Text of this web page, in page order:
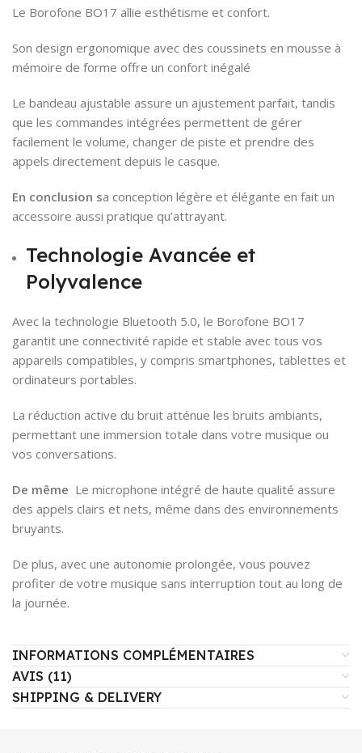
Le Borofone BO17 allie esthétisme et confort.
Son design ergonomique avec des coussinets en mousse à
mémoire de forme offre un confort inégalé
Le bandeau ajustable assure un ajustement parfait, tandis
que les commandes intégrées permettent de gérer
facilement le volume, changer de piste et prendre des
appels directement depuis le casque.
En conclusion sa conception légère et élégante en fait un
accessoire aussi pratique qu’attrayant.
Technologie Avancée et
Polyvalence
Avec la technologie Bluetooth 5.0, le Borofone BO17
garantit une connectivité rapide et stable avec tous vos
appareils compatibles, y compris smartphones, tablettes et
ordinateurs portables.
La réduction active du bruit atténue les bruits ambiants,
permettant une immersion totale dans votre musique ou
vos conversations.
De même Le microphone intégré de haute qualité assure
des appels clairs et nets, même dans des environnements
bruyants.
De plus, avec une autonomie prolongée, vous pouvez
profiter de votre musique sans interruption tout au long de
la journée.
INFORMATIONS COMPLÉMENTAIRES
AVIS (11)
SHIPPING & DELIVERY